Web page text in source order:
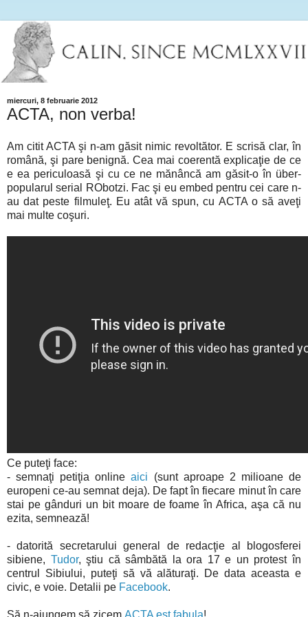
miercuri, 8 februarie 2012
ACTA, non verba!
Am citit ACTA şi n-am găsit nimic revoltător. E scrisă clar, în
română, şi pare benignă. Cea mai coerentă explicaţie de ce
e ea periculoasă şi cu ce ne mănâncă am găsit-o în über-
popularul serial RObotzi. Fac şi eu embed pentru cei care n-
au dat peste filmuleţ. Eu atât vă spun, cu ACTA o să aveţi
mai multe coşuri.
Ce puteţi face:
- semnaţi petiţia onlineaici (sunt aproape 2 milioane de
europeni ce-au semnat deja). De fapt în fiecare minut în care
stai pe gânduri un bit moare de foame în Africa, aşa că nu
ezita, semnează!
- datorită secretarului general de redacţie al blogosferei
sibiene, Tudor, ştiu că sâmbătă la ora 17 e un protest în
centrul Sibiului, puteţi să vă alăturaţi. De data aceasta e
civic, e voie. Detalii pe Facebook.